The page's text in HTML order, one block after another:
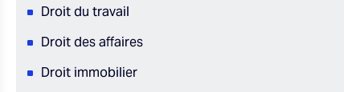
Droit du travail
Droit des affaires
Droit immobilier